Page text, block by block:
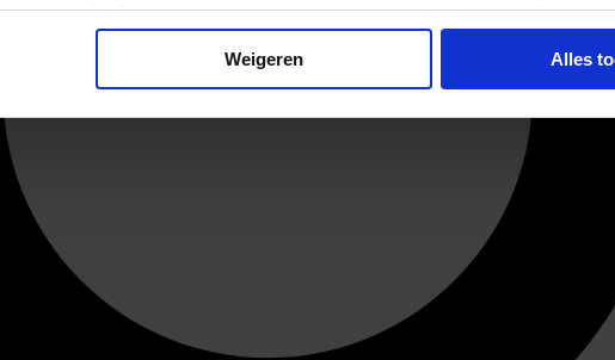
door het actief te scannen op specifieke eigenschappen
gegevens worden verwerkt en stel uw voorkeuren in het
en advertenties te personaliseren, om functies voor social media te
Ook delen we informatie over uw gebruik van onze site met onze
Deze partners kunnen deze gegevens combineren met andere
op basis van uw gebruik van hun services.
Weigeren Alles